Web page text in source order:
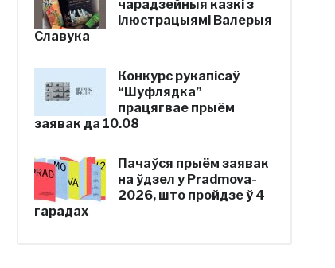
чарадзейныя казкі з
ілюстрацыямі Валерыя
Славука
Конкурс рукапісаў
“Шуфлядка”
працягвае прыём
заявак да 10.08
Пачаўся прыём заявак
на ўдзел у Pradmova-
2026, што пройдзе ў 4
гарадах